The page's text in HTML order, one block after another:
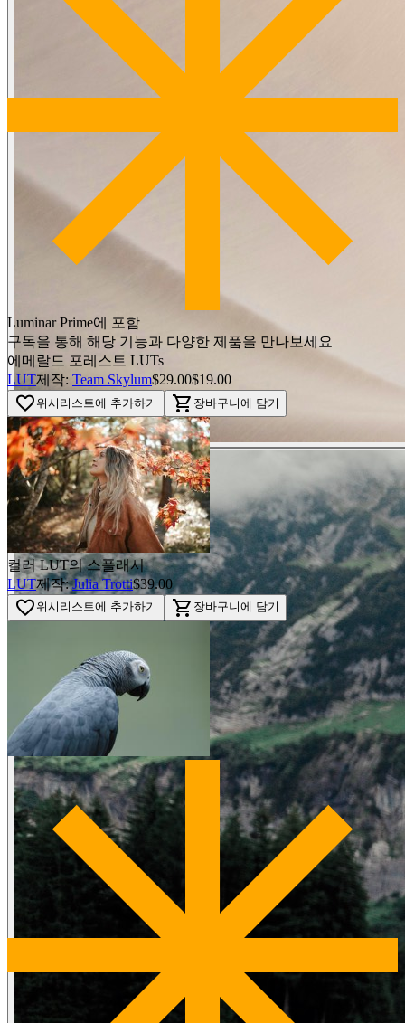
Luminar Prime에 포함
구독을 통해 해당 기능과 다양한 제품을 만나보세요
에메랄드 포레스트 LUTs
LUT제작: Team Skylum$29.00$19.00
favorite_border 위시리스트에 추가하기 shopping_cart 장바구니에 담기
컬러 LUT의 스플래시
LUT제작: Julia Trotti$39.00
favorite_border 위시리스트에 추가하기 shopping_cart 장바구니에 담기